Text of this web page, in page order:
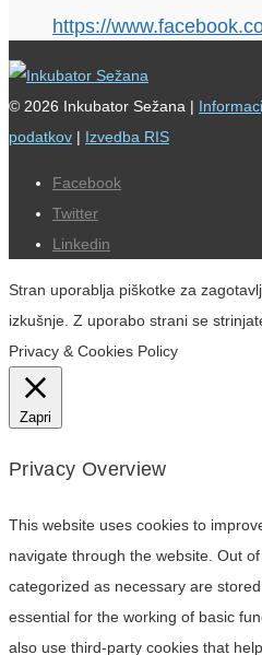
https://
© 2026 Inkubator Sežana |
podatkov | Izvedba RIS
Facebook
Twitter
Linkedin
Stran uporablja piškotke za
izkušnje. Z uporabo strani se
Privacy & Cookies Policy
Zapri
Privacy Overview
This website uses cookies to
navigate through the website. Out
categorized as necessary are
essential for the working of basic
also use third-party cookies that